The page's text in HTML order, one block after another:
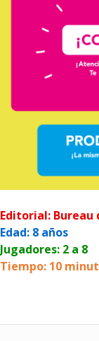
Editorial: Bureau
Edad: 8 años
Jugadores: 2 a 8
Tiempo: 10